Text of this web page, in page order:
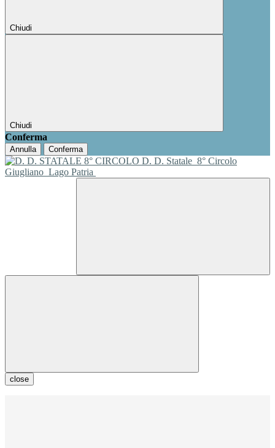
Chiudi
Chiudi
Conferma
Annulla Conferma
D. D. Statale 8° Circolo
Giugliano Lago Patria
close